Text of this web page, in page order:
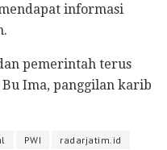
informasi
pemerintah terus
Ima, panggilan karib
PWI
radarjatim.id